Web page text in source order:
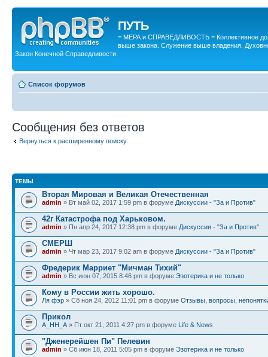
ПУТЬ
= МЕРА и СПРАВЕДЛИВОСТЬ = Коллективное
выше закона. Служение выше владения.
Закон Конечной Справедливости.
Список форумов
Сообщения без ответов
Вернуться к расширенному поиску
ТЕМЫ
Вторая Мировая и Великая Отечественная
admin » Вт май 02, 2017 1:59 pm в форуме Дискуссии - "За и Против"
42г Катастрофа под Харьковом.
admin » Пн апр 24, 2017 12:38 pm в форуме Дискуссии - "За и Против"
СМЕРШ
admin » Чт мар 23, 2017 9:02 am в форуме Дискуссии - "За и Против"
Фредерик Марриет "Мичман Тихий"
admin » Вс июн 07, 2015 8:46 pm в форуме Эзотерика и не только
Кому в России жить хорошо.
Ля фэр » Сб ноя 24, 2012 11:01 pm в форуме Отзывы, вопросы,
Прикол
A_HH_A » Пт окт 21, 2011 4:27 pm в форуме Life & News
"Дженерейшен Пи" Пелевин
admin » Сб июн 18, 2011 5:05 pm в форуме Эзотерика и не только